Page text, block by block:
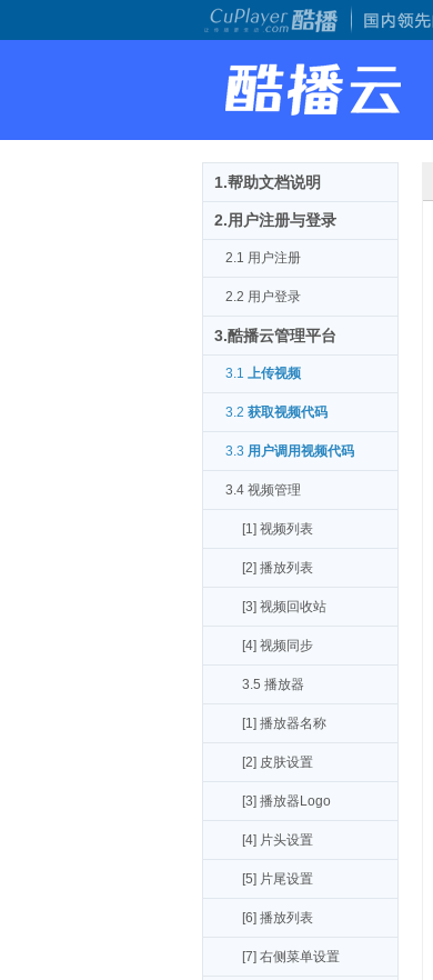
1.帮助文档说明
2.用户注册与登录
2.1 用户注册
2.2 用户登录
3.酷播云管理平台
3.1 上传视频
3.2 获取视频代码
3.3 用户调用视频代码
3.4 视频管理
[1] 视频列表
[2] 播放列表
[3] 视频回收站
[4] 视频同步
3.5 播放器
[1] 播放器名称
[2] 皮肤设置
[3] 播放器Logo
[4] 片头设置
[5] 片尾设置
[6] 播放列表
[7] 右侧菜单设置